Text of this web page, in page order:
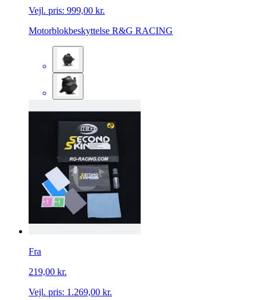
Vejl. pris: 999,00 kr.
Motorblokbeskyttelse R&G RACING
Fra
219,00 kr.
Vejl. pris: 1.269,00 kr.